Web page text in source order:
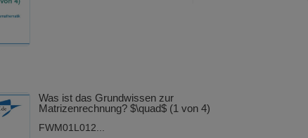
Was ist das Grundwissen zur
Matrizenrechnung? $\quad$ (1 von 4)
FWM01L012...